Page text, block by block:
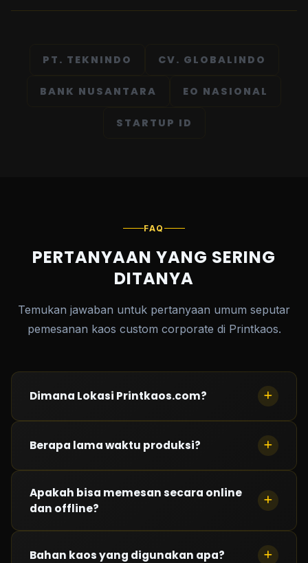
PT. TEKNINDO CV. GLOBALINDO
BANK NUSANTARA EO NASIONAL
STARTUP ID
FAQ
PERTANYAAN YANG SERING
DITANYA
Temukan jawaban untuk pertanyaan umum seputar
pemesanan kaos custom corporate di Printkaos.
Dimana Lokasi Printkaos.com?
Saat ini kami memiliki 3 lokasi : Kelapa Gading
Berapa lama waktu produksi?
Waktu produksikurang dari 24 jamtergantung
antrian saat pemesanan.
Apakah bisa memesan secara online
dan offline?
Bisa! Silahkan hubungi kami. Semua transaksi melalui
Bahan kaos yang digunakan apa?